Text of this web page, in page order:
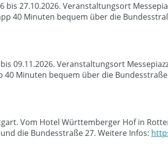
bis 27.10.2026. Veranstaltungsort
40 Minuten bequem über die
09.11.2026. Veranstaltungsort
40 Minuten bequem über die
Vom Hotel Württemberger Hof in
die Bundesstraße 27. Weitere Infos: